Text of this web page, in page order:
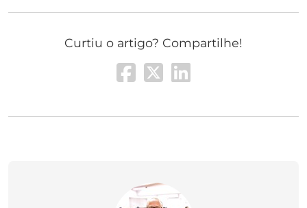
Curtiu o artigo? Compartilhe!